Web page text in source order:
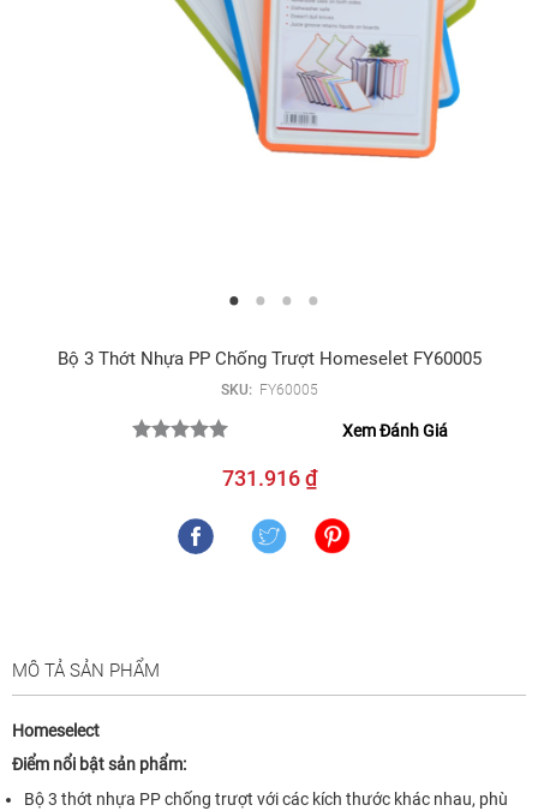
Bộ 3 Thớt Nhựa PP Chống Trượt Homeselet FY60005
SKU: FY60005
Xem Đánh Giá
731.916 ₫
MÔ TẢ SẢN PHẨM
Homeselect
Điểm nổi bật sản phẩm:
Bộ 3 thớt nhựa PP chống trượt với các kích thước khác nhau, phù